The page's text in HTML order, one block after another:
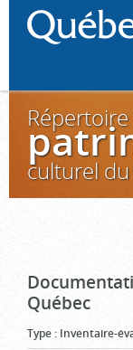
culturel
Québec
Type : Inventaire-